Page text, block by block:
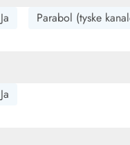
Ja Parabol (tyske
Ja